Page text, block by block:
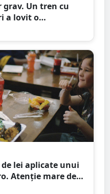
grav. Un tren cu
a lovit o
foc
de lei aplicate unui
Atenție mare de